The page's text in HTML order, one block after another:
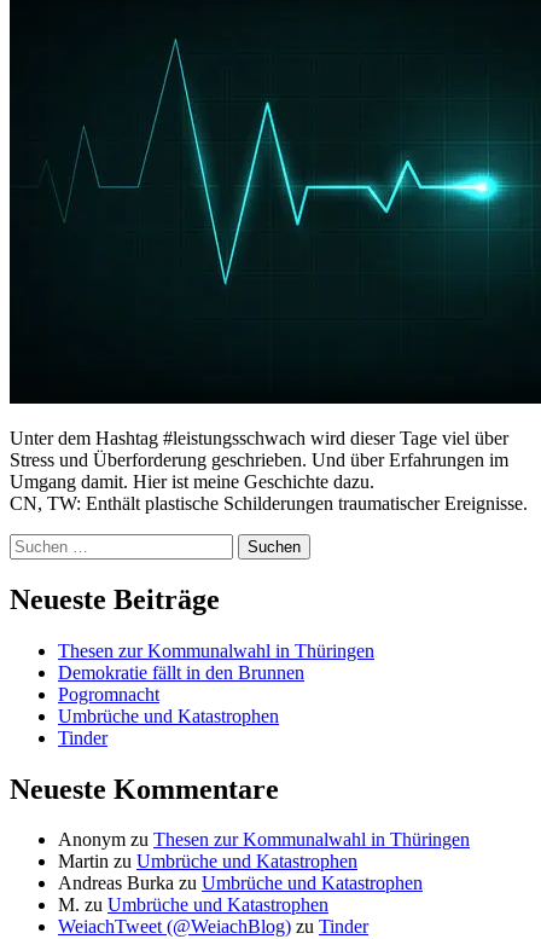
Unter dem Hashtag #leistungsschwach wird dieser Tage viel über
Stress und Überforderung geschrieben. Und über Erfahrungen im
Umgang damit. Hier ist meine Geschichte dazu.
CN, TW: Enthält plastische Schilderungen traumatischer Ereignisse.
Zum
Footer
springen
Suchen
nach:
Neueste Beiträge
Thesen zur Kommunalwahl in Thüringen
Demokratie fällt in den Brunnen
Pogromnacht
Umbrüche und Katastrophen
Tinder
Neueste Kommentare
Anonym zu Thesen zur Kommunalwahl in Thüringen
Martin zu Umbrüche und Katastrophen
Andreas Burka zu Umbrüche und Katastrophen
M. zu Umbrüche und Katastrophen
WeiachTweet (@WeiachBlog) zu Tinder